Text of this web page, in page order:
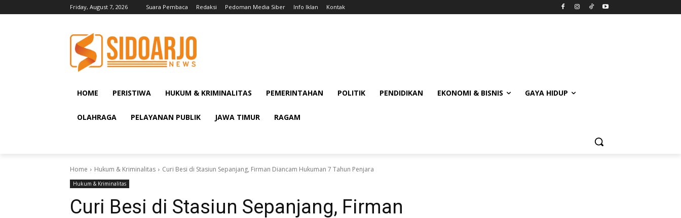
Friday, August 7, 2026 Suara Pembaca Redaksi Pedoman Media Siber Info Iklan Kontak
HOME PERISTIWA HUKUM & KRIMINALITAS PEMERINTAHAN POLITIK PENDIDIKAN EKONOMI & BISNIS GAYA HIDUP
OLAHRAGA PELAYANAN PUBLIK JAWA TIMUR RAGAM
Home Hukum & Kriminalitas Curi Besi di Stasiun Sepanjang, Firman Diancam Hukuman 7 Tahun Penjara
Hukum & Kriminalitas
Curi Besi di Stasiun Sepanjang, Firman